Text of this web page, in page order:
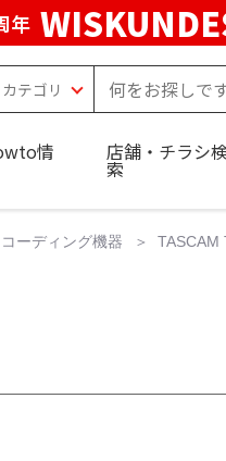
年
情 店舗・チラシ
索
ーディング機器 TASCAM